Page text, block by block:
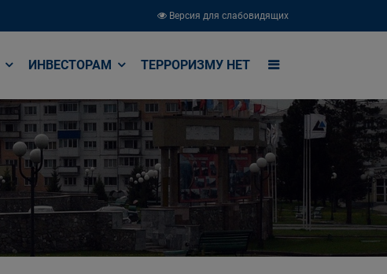
Версия для слабовидящих
ИНВЕСТОРАМ ТЕРРОРИЗМУ НЕТ